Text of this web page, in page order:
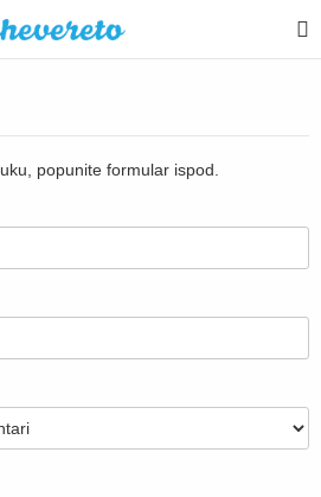
popunite formular ispod.